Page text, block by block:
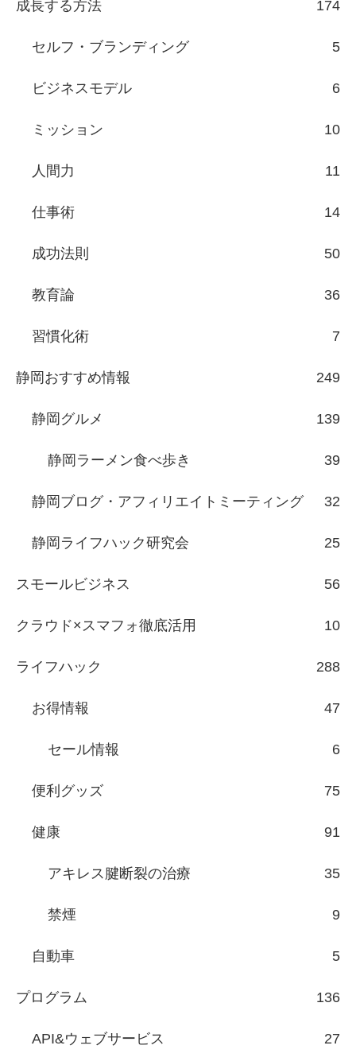
成長する方法 174
セルフ・ブランディング 5
ビジネスモデル 6
ミッション 10
人間力 11
仕事術 14
成功法則 50
教育論 36
習慣化術 7
静岡おすすめ情報 249
静岡グルメ 139
静岡ラーメン食べ歩き 39
静岡ブログ・アフィリエイトミーティング 32
静岡ライフハック研究会 25
スモールビジネス 56
クラウド×スマフォ徹底活用 10
ライフハック 288
お得情報 47
セール情報 6
便利グッズ 75
健康 91
アキレス腱断裂の治療 35
禁煙 9
自動車 5
プログラム 136
API&ウェブサービス 27